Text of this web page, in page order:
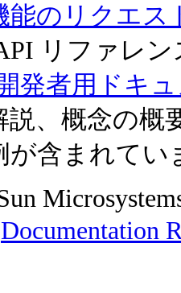
能のリクエス
リファレ
発者用ドキ
説、概念の概
が含まれてい
Documentation